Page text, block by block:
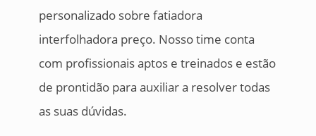
personalizado sobre fatiadora
interfolhadora preço. Nosso time conta
com profissionais aptos e treinados e estão
de prontidão para auxiliar a resolver todas
as suas dúvidas.